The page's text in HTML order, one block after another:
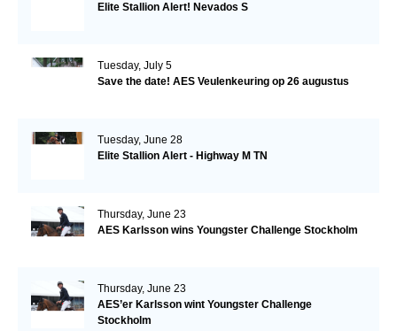
Elite Stallion Alert! Nevados S
Tuesday, July 5
Save the date! AES Veulenkeuring op 26 augustus
Tuesday, June 28
Elite Stallion Alert - Highway M TN
Thursday, June 23
AES Karlsson wins Youngster Challenge Stockholm
Thursday, June 23
AES’er Karlsson wint Youngster Challenge
Stockholm